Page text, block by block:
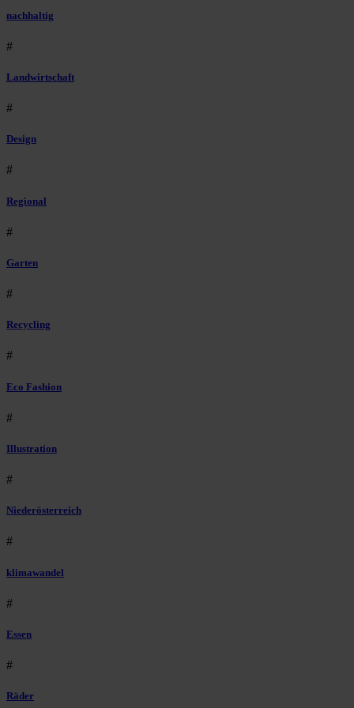
nachhaltig
#
Landwirtschaft
#
Design
#
Regional
#
Garten
#
Recycling
#
Eco Fashion
#
Illustration
#
Niederösterreich
#
klimawandel
#
Essen
#
Räder